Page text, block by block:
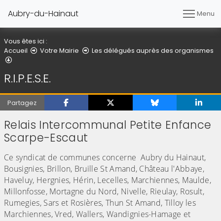
Aubry-du-Hainaut Menu
Vous êtes ici :
Accueil
Votre Mairie
Les délégués auprès des organismes
R.I.P.E.S.E.
Partagez
Relais Intercommunal Petite Enfance
Scarpe-Escaut
Ce syndicat de communes concerne Aubry du Hainaut,
Bousignies, Brillon, Bruille St Amand, Château l'Abbaye,
Haveluy, Hergnies, Hérin, Lecelles, Marchiennes, Maulde,
Millonfosse, Mortagne du Nord, Nivelle, Rieulay, Rosult,
Rumegies, Sars et Rosières, Thun St Amand, Tilloy les
Marchiennes, Vred, Wallers, Wandignies-Hamage et